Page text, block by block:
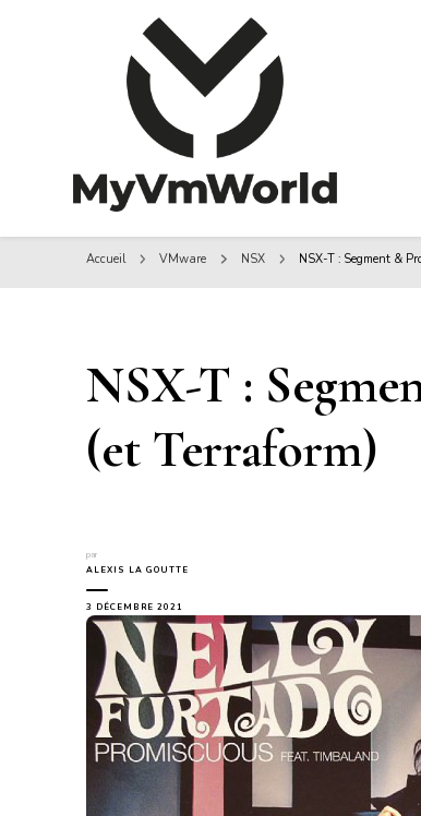
MyVMworld
MyVMworld
Accueil VMware NSX NSX-T : Segment &
NSX-T :
(et Terraform)
par
ALEXIS LA GOUTTE
3 DÉCEMBRE 2021